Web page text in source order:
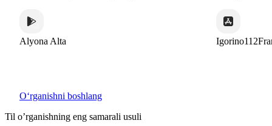
Alta Igorino112France
Oʻrganishni boshlang
Til o’rganishning eng samarali usuli